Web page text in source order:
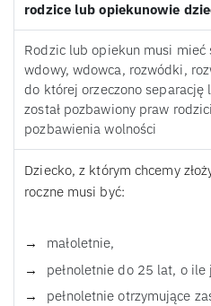
rodzice lub opiekunowie
Rodzic lub opiekun musi mieć
wdowy, wdowca, rozwódki,
do której orzeczono separację
został pozbawiony praw
pozbawienia wolności
Dziecko, z którym chcemy
roczne musi być:
małoletnie,
pełnoletnie do 25 lat, o ile
pełnoletnie otrzymujące